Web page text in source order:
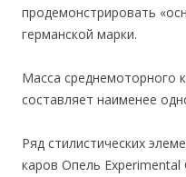
продемонстрировать
германской марки.
Масса среднемоторного
составляет наименее
Ряд стилистических
каров Опель Experimental